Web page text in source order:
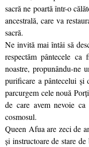
sacră ne poartă într-o
ancestrală, care va
sacră.
Ne invită mai întâi să
respectăm pântecele
noastre, propunându-ne
purificare a pântecelui
parcurgem cele nouă
de care avem nevoie
cosmosul.
Queen Afua are zeci de
și instructoare de stare